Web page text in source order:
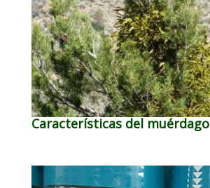
Características del muérdago